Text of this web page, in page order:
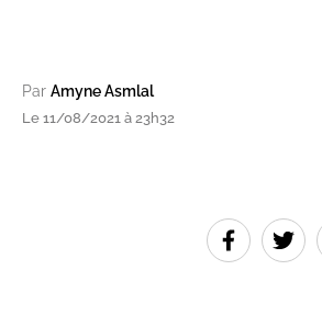
Par Amyne Asmlal
Le 11/08/2021 à 23h32